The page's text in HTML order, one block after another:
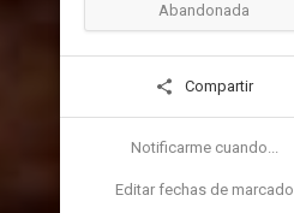
Abandonada
Compartir
Notificarme cuando...
Editar fechas de marcado